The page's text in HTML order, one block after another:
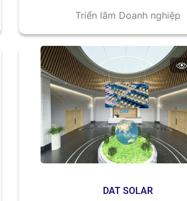
Triển lãm Doanh nghiệp
DAT SOLAR